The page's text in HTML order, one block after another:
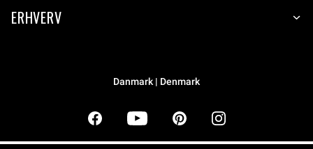
ERHVERV
Danmark | Denmark